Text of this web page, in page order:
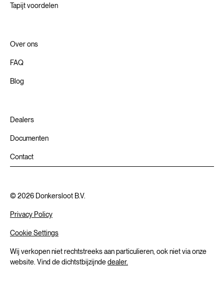
Tapijt voordelen
Over ons
FAQ
Blog
Dealers
Documenten
Contact
Wij verkopen niet rechtstreeks aan particulieren, ook niet via onze
website. Vind de dichtstbijzijndedealer.
Privacy Policy
Cookie Settings
©2026 Donkersloot B.V.